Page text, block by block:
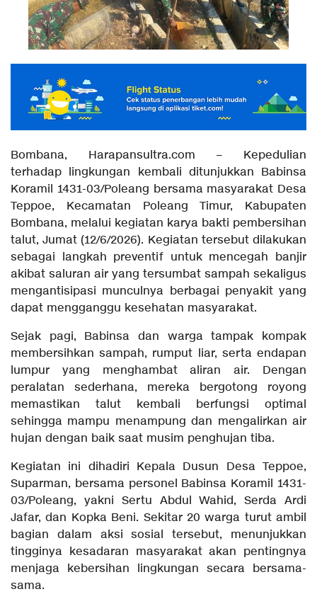
Bombana, Harapansultra.com – Kepedulian
terhadap lingkungan kembali ditunjukkan Babinsa
Koramil 1431-03/Poleang bersama masyarakat Desa
Teppoe, Kecamatan Poleang Timur, Kabupaten
Bombana, melalui kegiatan karya bakti pembersihan
talut, Jumat (12/6/2026). Kegiatan tersebut dilakukan
sebagai langkah preventif untuk mencegah banjir
akibat saluran air yang tersumbat sampah sekaligus
mengantisipasi munculnya berbagai penyakit yang
dapat mengganggu kesehatan masyarakat.
Sejak pagi, Babinsa dan warga tampak kompak
membersihkan sampah, rumput liar, serta endapan
lumpur yang menghambat aliran air. Dengan
peralatan sederhana, mereka bergotong royong
memastikan talut kembali berfungsi optimal
sehingga mampu menampung dan mengalirkan air
hujan dengan baik saat musim penghujan tiba.
Kegiatan ini dihadiri Kepala Dusun Desa Teppoe,
Suparman, bersama personel Babinsa Koramil 1431-
03/Poleang, yakni Sertu Abdul Wahid, Serda Ardi
Jafar, dan Kopka Beni. Sekitar 20 warga turut ambil
bagian dalam aksi sosial tersebut, menunjukkan
tingginya kesadaran masyarakat akan pentingnya
menjaga kebersihan lingkungan secara bersama-
sama.